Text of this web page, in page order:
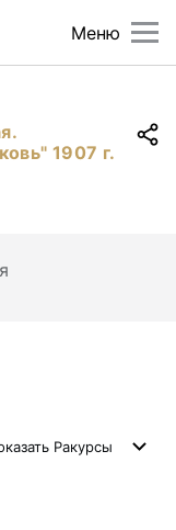
Меню
1907 г.
Ракурсы